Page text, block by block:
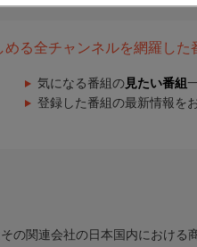
る全チャンネルを網羅した
気になる番組の 見たい番組
登録した番組の最新情報を
の関連会社の日本国内における